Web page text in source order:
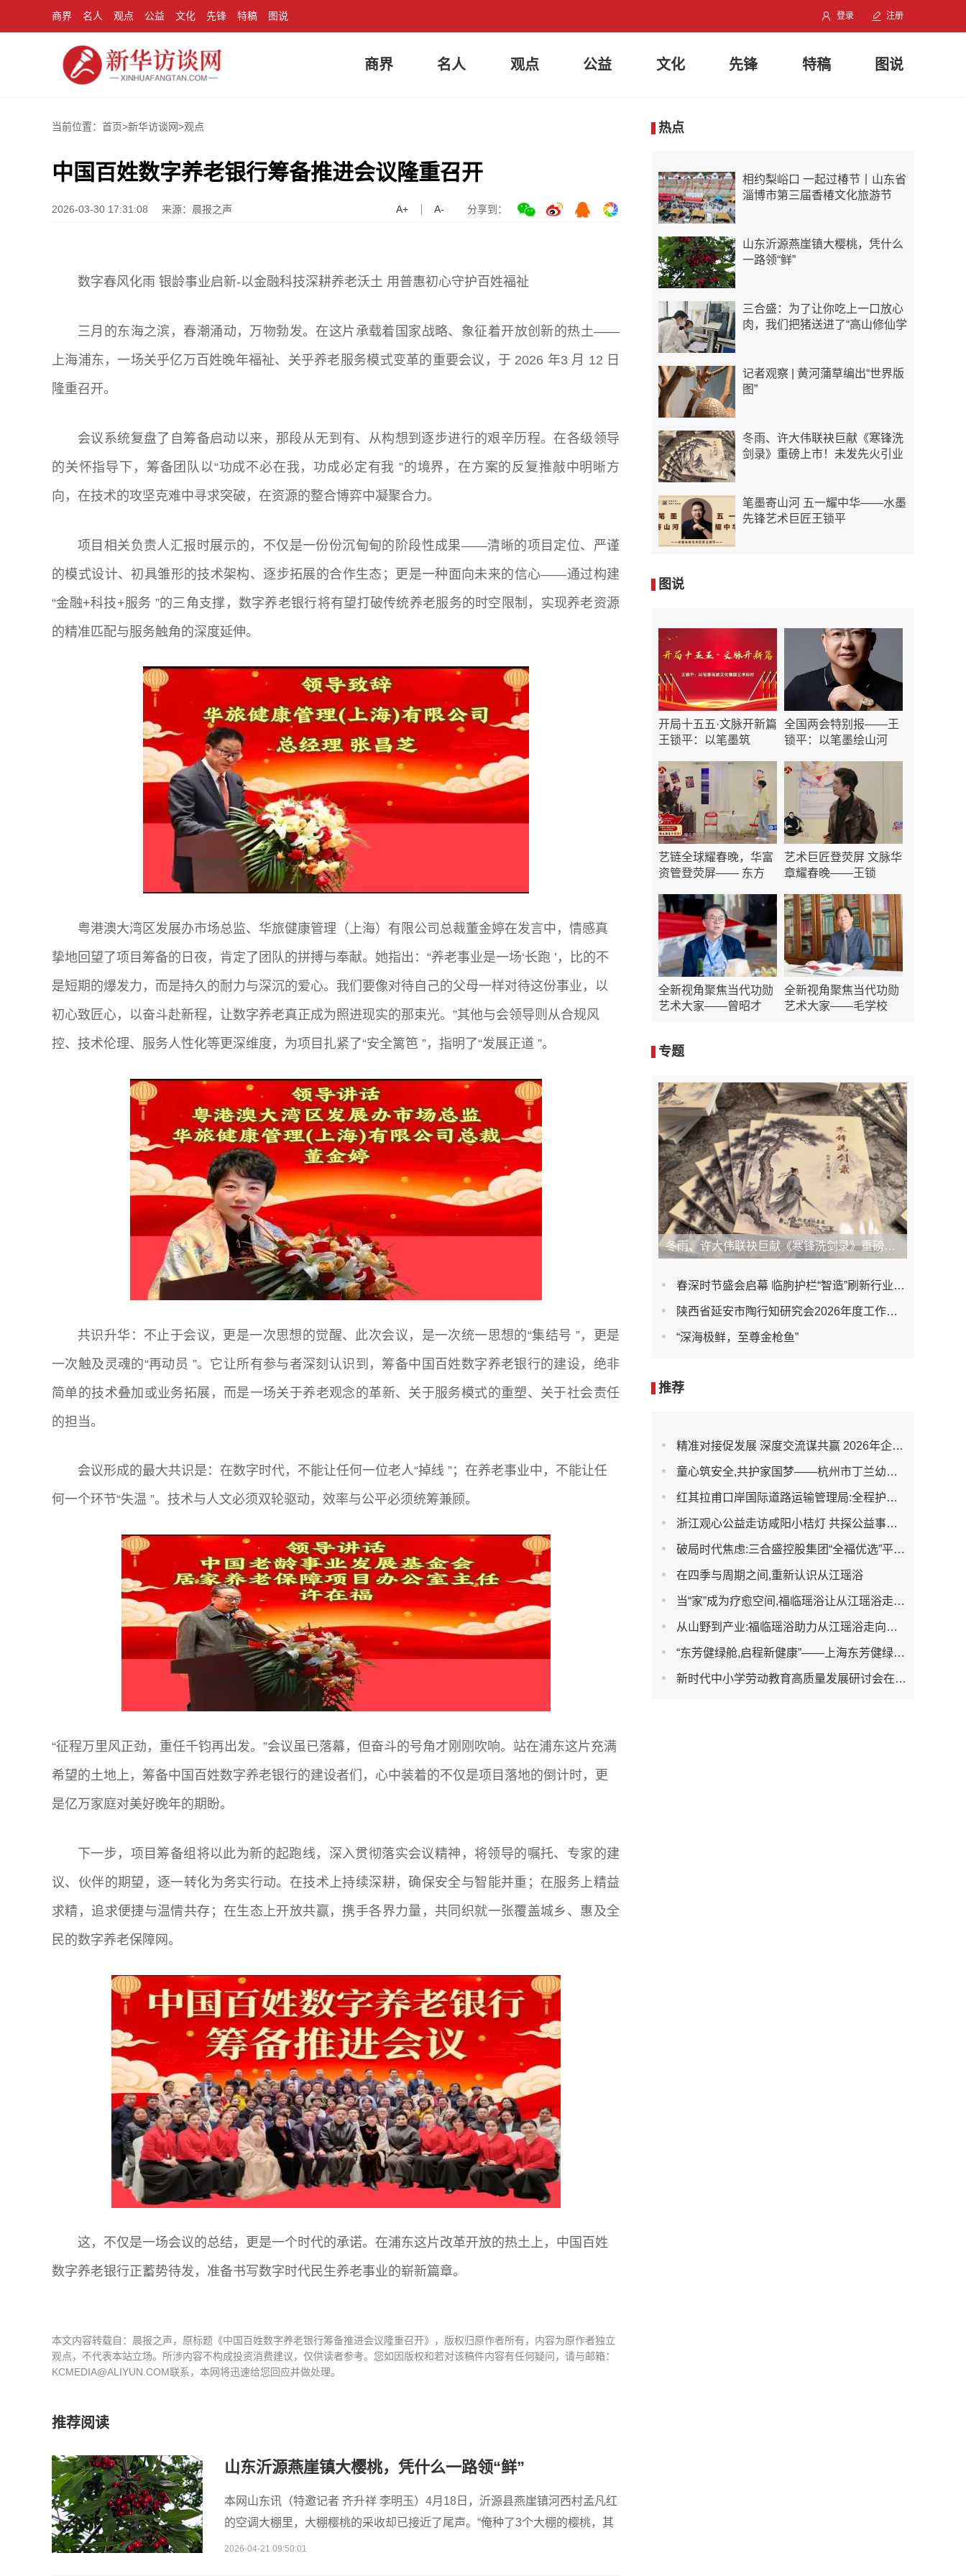
商界 名人 观点 公益 文化 先锋 特稿 图说 登录 注册
商界 名人 观点 公益 文化 先锋 特稿 图说
当前位置：首页>新华访谈网>观点
中国百姓数字养老银行筹备推进会议隆重召开
2026-03-30 17:31:08 来源：晨报之声 分享到：
A+ A-
数字春风化雨 银龄事业启新-以金融科技深耕养老沃土 用普惠初心守护百姓福祉
三月的东海之滨，春潮涌动，万物勃发。在这片承载着国家战略、象征着开放创新的热土——
上海浦东，一场关乎亿万百姓晚年福祉、关乎养老服务模式变革的重要会议，于 2026 年3 月 12 日
隆重召开。
会议系统复盘了自筹备启动以来，那段从无到有、从构想到逐步进行的艰辛历程。在各级领导
的关怀指导下，筹备团队以“功成不必在我，功成必定有我 ”的境界，在方案的反复推敲中明晰方
向，在技术的攻坚克难中寻求突破，在资源的整合博弈中凝聚合力。
项目相关负责人汇报时展示的，不仅是一份份沉甸甸的阶段性成果——清晰的项目定位、严谨
的模式设计、初具雏形的技术架构、逐步拓展的合作生态；更是一种面向未来的信心——通过构建
“金融+科技+服务 ”的三角支撑，数字养老银行将有望打破传统养老服务的时空限制，实现养老资源
的精准匹配与服务触角的深度延伸。
粤港澳大湾区发展办市场总监、华旅健康管理（上海）有限公司总裁董金婷在发言中，情感真
挚地回望了项目筹备的日夜，肯定了团队的拼搏与奉献。她指出：“养老事业是一场‘长跑 ’，比的不
是短期的爆发力，而是持久的耐力与深沉的爱心。我们要像对待自己的父母一样对待这份事业，以
初心致匠心，以奋斗赴新程，让数字养老真正成为照进现实的那束光。”其他与会领导则从合规风
控、技术伦理、服务人性化等更深维度，为项目扎紧了“安全篱笆 ”，指明了“发展正道 ”。
共识升华：不止于会议，更是一次思想的觉醒、此次会议，是一次统一思想的“集结号 ”，更是
一次触及灵魂的“再动员 ”。它让所有参与者深刻认识到，筹备中国百姓数字养老银行的建设，绝非
简单的技术叠加或业务拓展，而是一场关于养老观念的革新、关于服务模式的重塑、关于社会责任
的担当。
会议形成的最大共识是：在数字时代，不能让任何一位老人“掉线 ”；在养老事业中，不能让任
何一个环节“失温 ”。技术与人文必须双轮驱动，效率与公平必须统筹兼顾。
“征程万里风正劲，重任千钧再出发。”会议虽已落幕，但奋斗的号角才刚刚吹响。站在浦东这片充满
希望的土地上，筹备中国百姓数字养老银行的建设者们，心中装着的不仅是项目落地的倒计时，更
是亿万家庭对美好晚年的期盼。
下一步，项目筹备组将以此为新的起跑线，深入贯彻落实会议精神，将领导的嘱托、专家的建
议、伙伴的期望，逐一转化为务实行动。在技术上持续深耕，确保安全与智能并重；在服务上精益
求精，追求便捷与温情共存；在生态上开放共赢，携手各界力量，共同织就一张覆盖城乡、惠及全
民的数字养老保障网。
这，不仅是一场会议的总结，更是一个时代的承诺。在浦东这片改革开放的热土上，中国百姓
数字养老银行正蓄势待发，准备书写数字时代民生养老事业的崭新篇章。
本文内容转载自：晨报之声，原标题《中国百姓数字养老银行筹备推进会议隆重召开》，版权归原作者所有，内容为原作者独立
观点，不代表本站立场。所涉内容不构成投资消费建议，仅供读者参考。您如因版权和若对该稿件内容有任何疑问，请与邮箱：
KCMEDIA@ALIYUN.COM联系，本网将迅速给您回应并做处理。
推荐阅读
山东沂源燕崖镇大樱桃，凭什么一路领“鲜”
本网山东讯（特邀记者 齐升祥 李明玉）4月18日，沂源县燕崖镇河西村孟凡红
的空调大棚里，大棚樱桃的采收却已接近了尾声。“俺种了3个大棚的樱桃，其
2026-04-21 09:50:01
热点
相约梨峪口 一起过椿节丨山东省
淄博市第三届香椿文化旅游节
山东沂源燕崖镇大樱桃，凭什么
一路领“鲜”
三合盛：为了让你吃上一口放心
肉，我们把猪送进了“高山修仙学
记者观察 | 黄河蒲草编出“世界版
图”
冬雨、许大伟联袂巨献《寒锋洗
剑录》重磅上市！未发先火引业
笔墨寄山河 五一耀中华——水墨
先锋艺术巨匠王锁平
图说
开局十五五·文脉开新篇
王锁平：以笔墨筑
全国两会特别报——王
锁平：以笔墨绘山河
艺链全球耀春晚，华富
资管登荧屏—— 东方
艺术巨匠登荧屏 文脉华
章耀春晚——王锁
全新视角聚焦当代功勋
艺术大家——曾昭才
全新视角聚焦当代功勋
艺术大家——毛学校
专题
冬雨、许大伟联袂巨献《寒锋洗剑录》重磅上市！未发先火引业界瞩目，丹心侠骨再掀武侠热潮
春深时节盛会启幕 临朐护栏“智造”刷新行业新高度
陕西省延安市陶行知研究会2026年度工作会议召开
“深海极鲜，至尊金枪鱼”
推荐
精准对接促发展 深度交流谋共赢 2026年企业投融资交流活动第二期圆满举行
童心筑安全,共护家国梦——杭州市丁兰幼儿园全民国家安全教育日宣传活动
红其拉甫口岸国际道路运输管理局:全程护航大件设备出境 筑牢跨境运输安全防线
浙江观心公益走访咸阳小桔灯 共探公益事业可持续发展新路径
破局时代焦虑:三合盛控股集团“全福优选”平台正式启航
在四季与周期之间,重新认识从江瑶浴
当“家”成为疗愈空间,福临瑶浴让从江瑶浴走进日常生活
从山野到产业:福临瑶浴助力从江瑶浴走向共赢之路
“东芳健绿舱,启程新健康”——上海东芳健绿AI智能养身舱品牌发布会圆满成功
新时代中小学劳动教育高质量发展研讨会在杭州濮家小学教育集团笕新校区举办